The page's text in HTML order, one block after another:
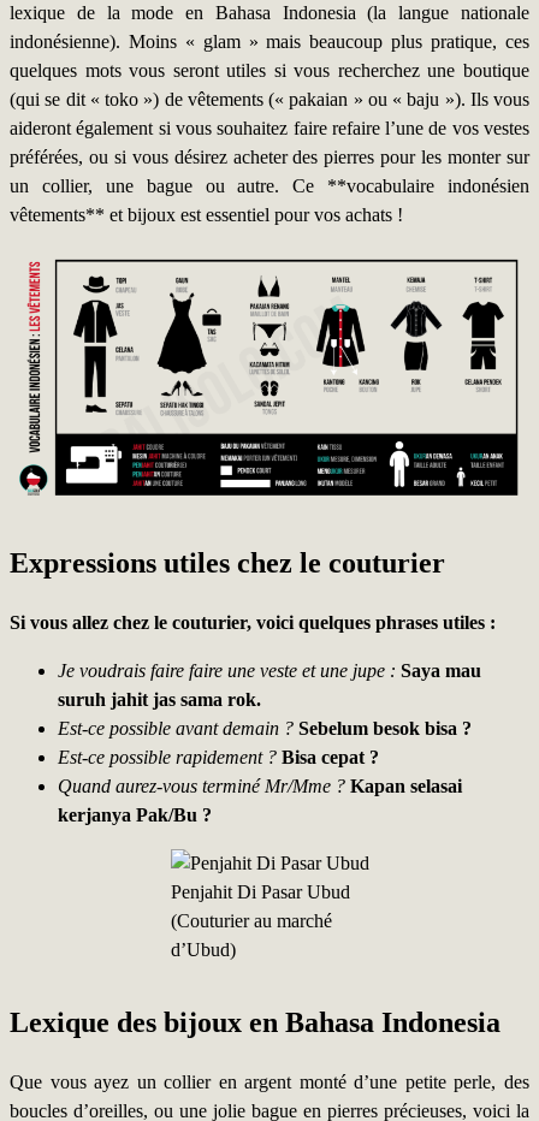
lexique de la mode en Bahasa Indonesia (la langue nationale
indonésienne). Moins « glam » mais beaucoup plus pratique, ces
quelques mots vous seront utiles si vous recherchez une boutique
(qui se dit « toko ») de vêtements (« pakaian » ou « baju »). Ils vous
aideront également si vous souhaitez faire refaire l’une de vos vestes
préférées, ou si vous désirez acheter des pierres pour les monter sur
un collier, une bague ou autre. Ce **vocabulaire indonésien
vêtements** et bijoux est essentiel pour vos achats !
Expressions utiles chez le couturier
Si vous allez chez le couturier, voici quelques phrases utiles :
Je voudrais faire faire une veste et une jupe : Saya mau
suruh jahit jas sama rok.
Est-ce possible avant demain ? Sebelum besok bisa ?
Est-ce possible rapidement ? Bisa cepat ?
Quand aurez-vous terminé Mr/Mme ? Kapan selasai
kerjanya Pak/Bu ?
Penjahit Di Pasar Ubud
(Couturier au marché
d’Ubud)
Lexique des bijoux en Bahasa Indonesia
Que vous ayez un collier en argent monté d’une petite perle, des
boucles d’oreilles, ou une jolie bague en pierres précieuses, voici la